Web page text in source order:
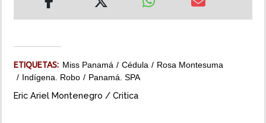
ETIQUETAS: Miss Panamá Cédula
Rosa Montesuma
Indígena. Robo
Panamá. SPA
Eric Ariel Montenegro / Critica